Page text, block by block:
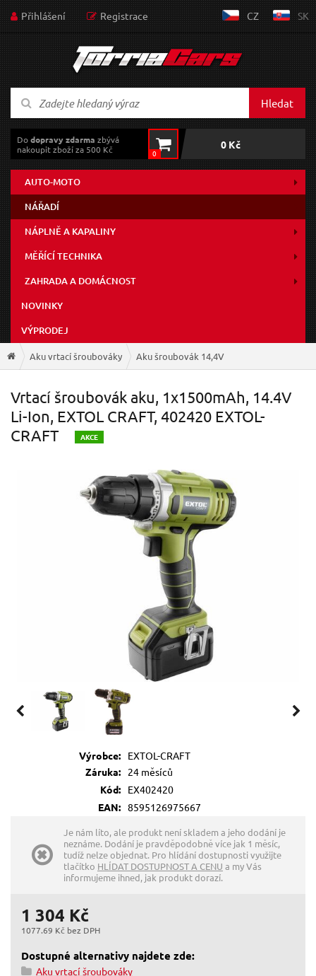
Přihlášení Registrace CZ SK
Hledat
Dodopravy zdarma zbývá
nakoupit zboží za 500 Kč
0
0 Kč
AUTO-MOTO
NÁŘADÍ
NÁPLNĚ A KAPALINY
MĚŘÍCÍ TECHNIKA
ZAHRADA A DOMÁCNOST
NOVINKY
VÝPRODEJ
Aku vrtací šroubováky Aku šroubovák 14,4V
Vrtací šroubovák aku, 1x1500mAh, 14.4V
Li-Ion, EXTOL CRAFT, 402420 EXTOL-
CRAFT
AKCE
Výrobce:
EXTOL-CRAFT
Záruka:
24 měsíců
Kód:
EX402420
EAN: 8595126975667
Je nám líto, ale produkt není skladem a jeho dodání je
neznáme. Dodání je pravděpodobně více jak 1 měsíc,
tudíž nelze objednat. Pro hlídání dostupnosti využijte
tlačítko HLÍDAT DOSTUPNOST A CENU a my Vás
informujeme ihned, jak produkt dorazí.
1 304 Kč
1077.69 Kč bez DPH
Dostupné alternativy najdete zde:
Aku vrtací šroubováky